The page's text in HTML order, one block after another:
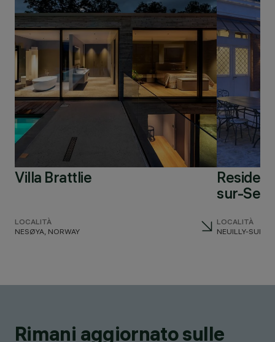
Villa Brattlie
LOCALITÀ
NESØYA, NORWAY
sur-
LOCALITÀ
NEUILLY-SUR-
Rimani aggiornato sulle